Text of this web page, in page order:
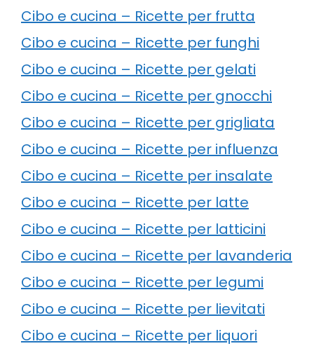
Cibo e cucina – Ricette per frutta
Cibo e cucina – Ricette per funghi
Cibo e cucina – Ricette per gelati
Cibo e cucina – Ricette per gnocchi
Cibo e cucina – Ricette per grigliata
Cibo e cucina – Ricette per influenza
Cibo e cucina – Ricette per insalate
Cibo e cucina – Ricette per latte
Cibo e cucina – Ricette per latticini
Cibo e cucina – Ricette per lavanderia
Cibo e cucina – Ricette per legumi
Cibo e cucina – Ricette per lievitati
Cibo e cucina – Ricette per liquori